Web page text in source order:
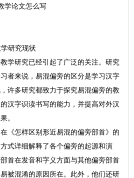
学论文怎么写
研究现状
学研究已经引起了广泛的关注。研究
者来说，易混偏旁的区分是学习汉字
许多研究都致力于探究易混偏旁的教
汉字识读书写的能力，并提高对外汉
。
《怎样区别形近易混的偏旁部首》的
式详细解释了各个偏旁的起源和演
首在发音和字义方面与其他偏旁部首
被混淆的原因所在。此外，他们还研